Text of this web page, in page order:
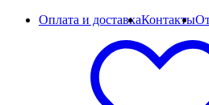
Оплата и доставкаКонтакты